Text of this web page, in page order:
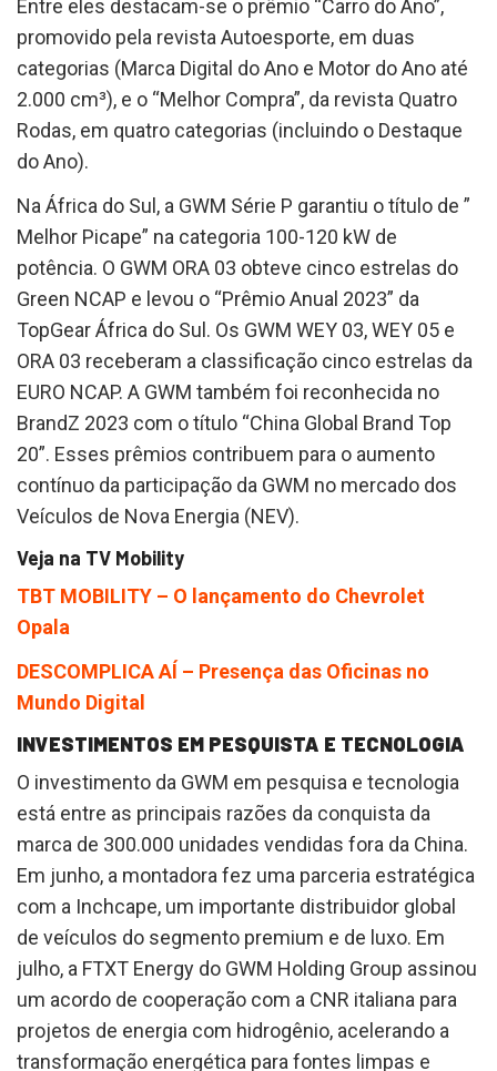
Entre eles destacam-se o prêmio “Carro do Ano”,
promovido pela revista Autoesporte, em duas
categorias (Marca Digital do Ano e Motor do Ano até
2.000 cm³), e o “Melhor Compra”, da revista Quatro
Rodas, em quatro categorias (incluindo o Destaque
do Ano).
Na África do Sul, a GWM Série P garantiu o título de ”
Melhor Picape” na categoria 100-120 kW de
potência. O GWM ORA 03 obteve cinco estrelas do
Green NCAP e levou o “Prêmio Anual 2023” da
TopGear África do Sul. Os GWM WEY 03, WEY 05 e
ORA 03 receberam a classificação cinco estrelas da
EURO NCAP. A GWM também foi reconhecida no
BrandZ 2023 com o título “China Global Brand Top
20”. Esses prêmios contribuem para o aumento
contínuo da participação da GWM no mercado dos
Veículos de Nova Energia (NEV).
Veja na TV Mobility
TBT MOBILITY – O lançamento do Chevrolet
Opala
DESCOMPLICA AÍ – Presença das Oficinas no
Mundo Digital
INVESTIMENTOS EM PESQUISTA E TECNOLOGIA
O investimento da GWM em pesquisa e tecnologia
está entre as principais razões da conquista da
marca de 300.000 unidades vendidas fora da China.
Em junho, a montadora fez uma parceria estratégica
com a Inchcape, um importante distribuidor global
de veículos do segmento premium e de luxo. Em
julho, a FTXT Energy do GWM Holding Group assinou
um acordo de cooperação com a CNR italiana para
projetos de energia com hidrogênio, acelerando a
transformação energética para fontes limpas e